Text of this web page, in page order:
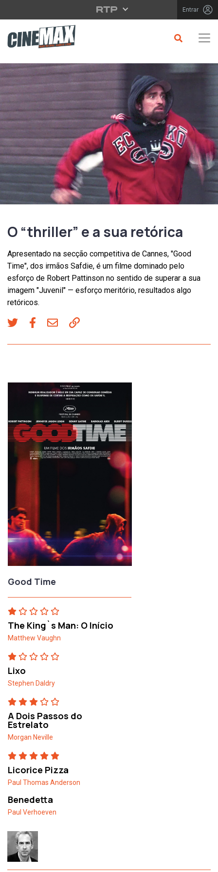
Saltar para o conteúdo principal Entrar
O “thriller” e a sua retórica
Apresentado na secção competitiva de Cannes, "Good
Time", dos irmãos Safdie, é um filme dominado pelo
esforço de Robert Pattinson no sentido de superar a sua
imagem "Juvenil" — esforço meritório, resultados algo
retóricos.
Good Time
The King`s Man: O Início
Matthew Vaughn
Lixo
Stephen Daldry
A Dois Passos do
Estrelato
Morgan Neville
Licorice Pizza
Paul Thomas Anderson
Benedetta
Paul Verhoeven